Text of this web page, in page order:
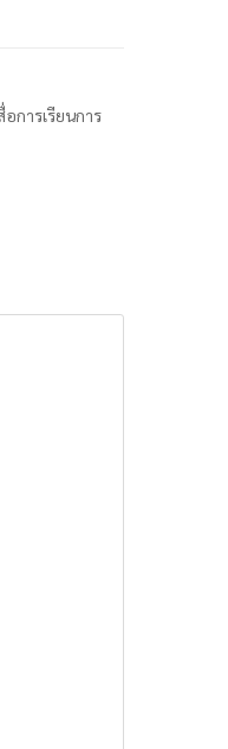
การเรียนการ